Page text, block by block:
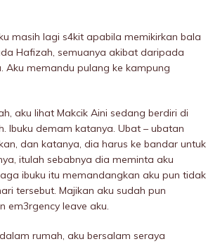
masih lagi s4kit apabila memikirkan baIa
Hafizah, semuanya akibat daripada
Aku memandu pulang ke kampung
aku lihat Makcik Aini sedang berdiri di
Ibuku demam katanya. Ubat – ubatan
dan katanya, dia harus ke bandar untuk
itulah sebabnya dia meminta aku
ibuku itu memandangkan aku pun tidak
tersebut. Majikan aku sudah pun
em3rgency leave aku.
rumah, aku bersalam seraya